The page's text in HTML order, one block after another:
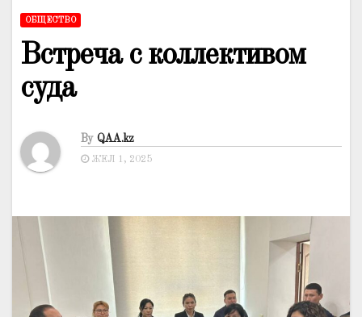
ОБЩЕСТВО
Встреча с коллективом
суда
By QAA.kz
ЖЕЛ 1, 2025